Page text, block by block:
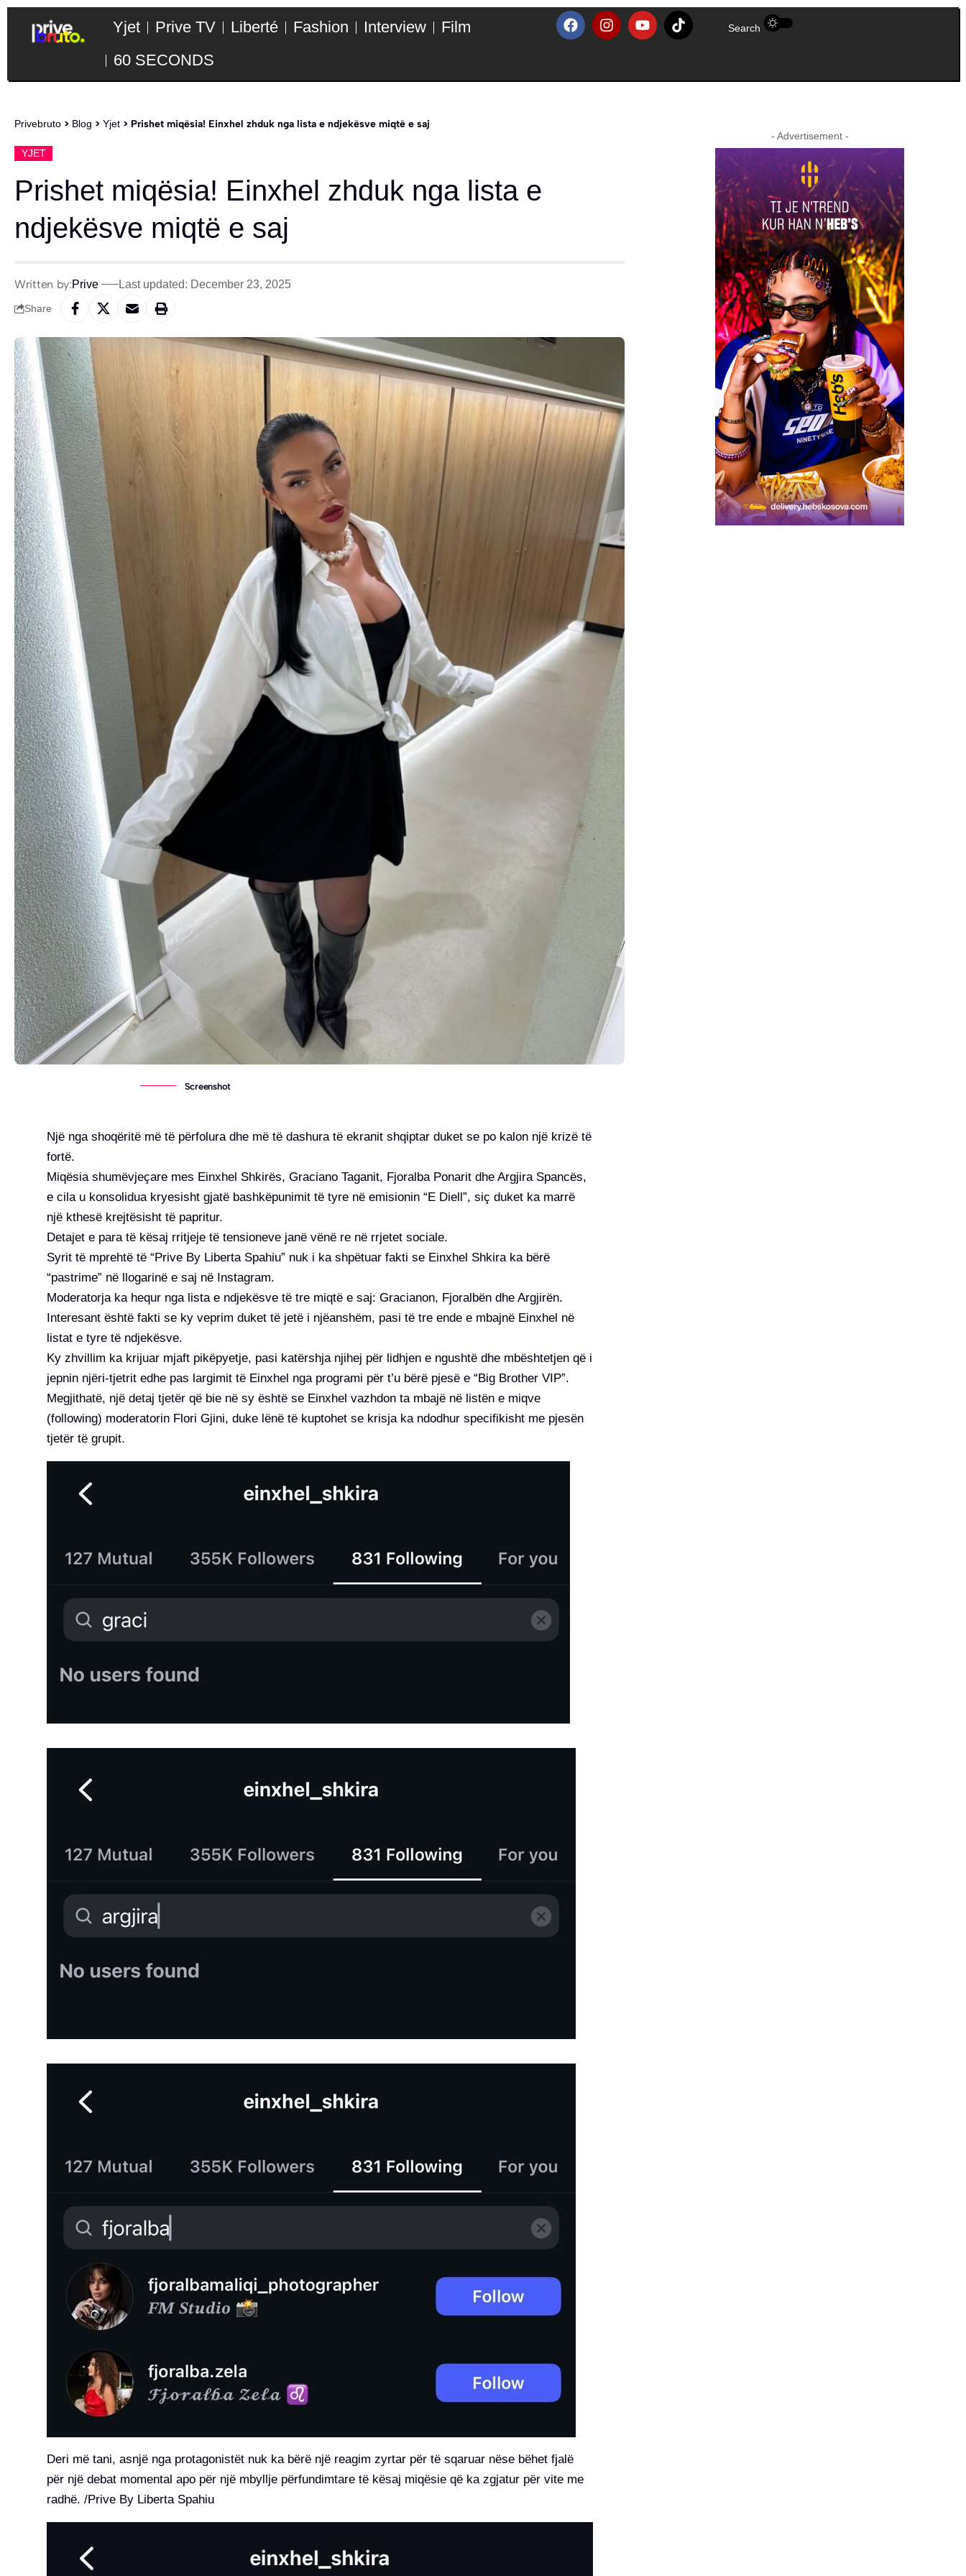
Yjet Prive TV Liberté Fashion Interview
Film
60 SECONDS
Search
Privebruto > Blog > Yjet > Prishet miqësia! Einxhel zhduk nga lista e ndjekësve miqtë e saj
YJET
Prishet miqësia! Einxhel zhduk nga lista e
ndjekësve miqtë e saj
Written by:Prive Last updated: December 23, 2025
Share
Screenshot
Një nga shoqëritë më të përfolura dhe më të dashura të ekranit shqiptar duket se po kalon një krizë të
fortë.
Miqësia shumëvjeçare mes Einxhel Shkirës, Graciano Taganit, Fjoralba Ponarit dhe Argjira Spancës,
e cila u konsolidua kryesisht gjatë bashkëpunimit të tyre në emisionin “E Diell”, siç duket ka marrë
një kthesë krejtësisht të papritur.
Detajet e para të kësaj rritjeje të tensioneve janë vënë re në rrjetet sociale.
Syrit të mprehtë të “Prive By Liberta Spahiu” nuk i ka shpëtuar fakti se Einxhel Shkira ka bërë
“pastrime” në llogarinë e saj në Instagram.
Moderatorja ka hequr nga lista e ndjekësve të tre miqtë e saj: Gracianon, Fjoralbën dhe Argjirën.
Interesant është fakti se ky veprim duket të jetë i njëanshëm, pasi të tre ende e mbajnë Einxhel në
listat e tyre të ndjekësve.
Ky zhvillim ka krijuar mjaft pikëpyetje, pasi katërshja njihej për lidhjen e ngushtë dhe mbështetjen që i
jepnin njëri-tjetrit edhe pas largimit të Einxhel nga programi për t’u bërë pjesë e “Big Brother VIP”.
Megjithatë, një detaj tjetër që bie në sy është se Einxhel vazhdon ta mbajë në listën e miqve
(following) moderatorin Flori Gjini, duke lënë të kuptohet se krisja ka ndodhur specifikisht me pjesën
tjetër të grupit.
Deri më tani, asnjë nga protagonistët nuk ka bërë një reagim zyrtar për të sqaruar nëse bëhet fjalë
për një debat momental apo për një mbyllje përfundimtare të kësaj miqësie që ka zgjatur për vite me
radhë. /Prive By Liberta Spahiu
- Advertisement -